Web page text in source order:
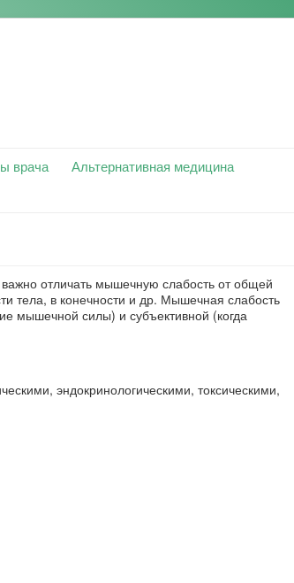
врача
Альтернативная медицина
отличать мышечную слабость от общей
тела, в конечности и др. Мышечная слабость
мышечной силы) и субъективной (когда
эндокринологическими, токсическими,